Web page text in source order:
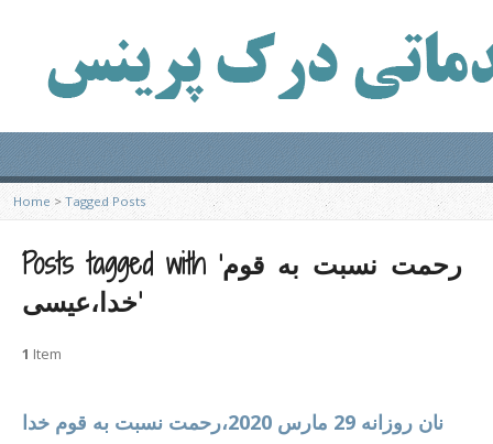
Home > Tagged Posts
Posts tagged with ‘رحمت نسبت به قوم
خدا،عیسی’
1 Item
نان روزانه 29 مارس 2020،رحمت نسبت به قوم خدا